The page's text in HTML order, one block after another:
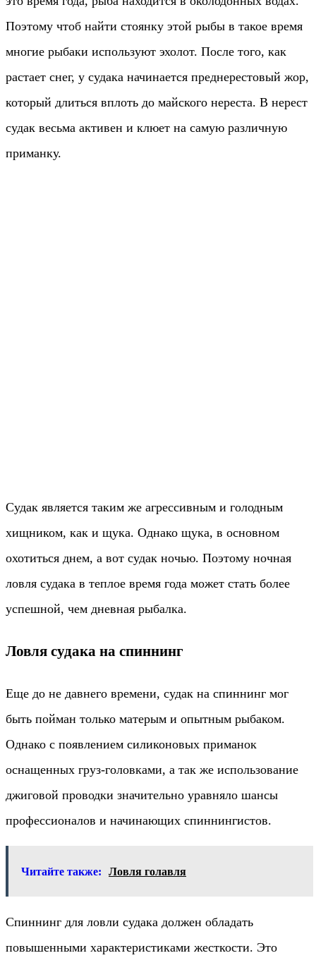
Поэтому чтоб найти стоянку этой рыбы в такое время
многие рыбаки используют эхолот. После того, как
растает снег, у судака начинается преднерестовый жор,
который длиться вплоть до майского нереста. В нерест
судак весьма активен и клюет на самую различную
приманку.
Судак является таким же агрессивным и голодным
хищником, как и щука. Однако щука, в основном
охотиться днем, а вот судак ночью. Поэтому ночная
ловля судака в теплое время года может стать более
успешной, чем дневная рыбалка.
Ловля судака на спиннинг
Еще до не давнего времени, судак на спиннинг мог
быть пойман только матерым и опытным рыбаком.
Однако с появлением силиконовых приманок
оснащенных груз-головками, а так же использование
джиговой проводки значительно уравняло шансы
профессионалов и начинающих спиннингистов.
Читайте также: Ловля голавля
Спиннинг для ловли судака должен обладать
повышенными характеристиками жесткости. Это